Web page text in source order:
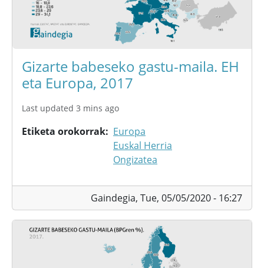
Gizarte babeseko gastu-maila. EH
eta Europa, 2017
Last updated 3 mins ago
Etiketa orokorrak
Europa
Euskal Herria
Ongizatea
Gaindegia, Tue, 05/05/2020 - 16:27